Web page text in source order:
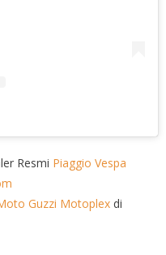
Resmi Piaggio Vespa
Guzzi Motoplexdi